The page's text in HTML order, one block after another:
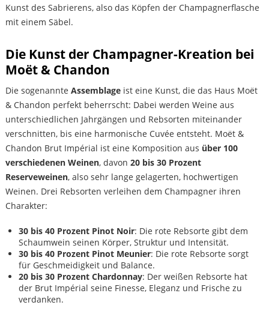
Kunst des Sabrierens, also das Köpfen der Champagnerflasche
mit einem Säbel.
Die Kunst der Champagner-Kreation bei
Moët & Chandon
Die sogenannte Assemblageist eine Kunst, die das Haus Moët
& Chandon perfekt beherrscht: Dabei werden Weine aus
unterschiedlichen Jahrgängen und Rebsorten miteinander
verschnitten, bis eine harmonische Cuvée entsteht. Moët &
Chandon Brut Impérial ist eine Komposition aus über 100
verschiedenen Weinen, davon 20 bis 30 Prozent
Reserveweinen, also sehr lange gelagerten, hochwertigen
Weinen. Drei Rebsorten verleihen dem Champagner ihren
Charakter:
30 bis 40 Prozent Pinot Noir: Die rote Rebsorte gibt dem
Schaumwein seinen Körper, Struktur und Intensität.
30 bis 40 Prozent Pinot Meunier: Die rote Rebsorte sorgt
für Geschmeidigkeit und Balance.
20 bis 30 Prozent Chardonnay: Der weißen Rebsorte hat
der Brut Impérial seine Finesse, Eleganz und Frische zu
verdanken.